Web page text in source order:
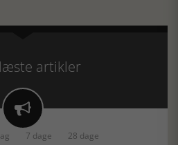
artikler

7 dage 28 dage